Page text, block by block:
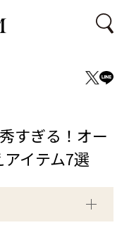
すぎる！オー
イテム7選